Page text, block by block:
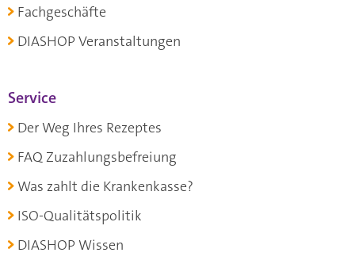
Fachgeschäfte
DIASHOP Veranstaltungen
Service
Der Weg Ihres Rezeptes
FAQ Zuzahlungsbefreiung
Was zahlt die Krankenkasse?
ISO-Qualitätspolitik
DIASHOP Wissen